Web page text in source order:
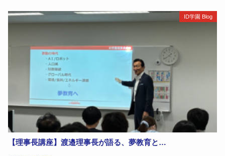
ID学園 Blog
【理事長講座】渡邉理事長が語る、夢教育と…